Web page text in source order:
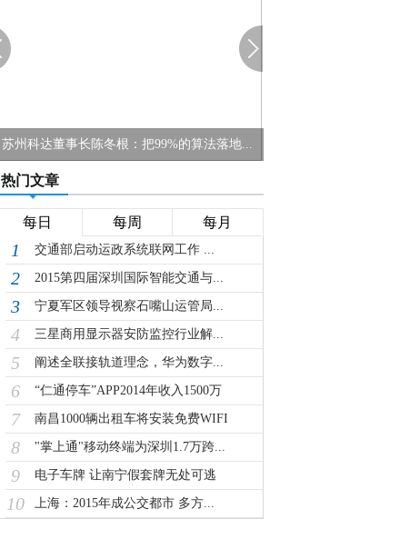
苏州科达董事长陈冬根：把99%的算法落地...
热门文章
每日 每周 每月
1 交通部启动运政系统联网工作 ...
2 2015第四届深圳国际智能交通与...
3 宁夏军区领导视察石嘴山运管局...
4 三星商用显示器安防监控行业解...
5 阐述全联接轨道理念，华为数字...
6 “仁通停车”APP2014年收入1500万
7 南昌1000辆出租车将安装免费WIFI
8 "掌上通"移动终端为深圳1.7万跨...
9 电子车牌 让南宁假套牌无处可逃
10 上海：2015年成公交都市 多方...